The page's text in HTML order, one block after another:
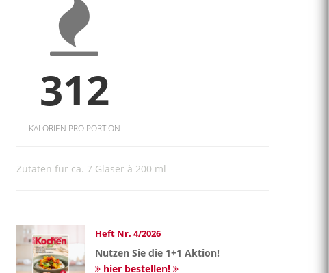
312
KALORIEN PRO PORTION
Zutaten für ca. 7 Gläser à 200 ml
Heft Nr. 4/2026
Nutzen Sie die 1+1 Aktion!
hier bestellen!